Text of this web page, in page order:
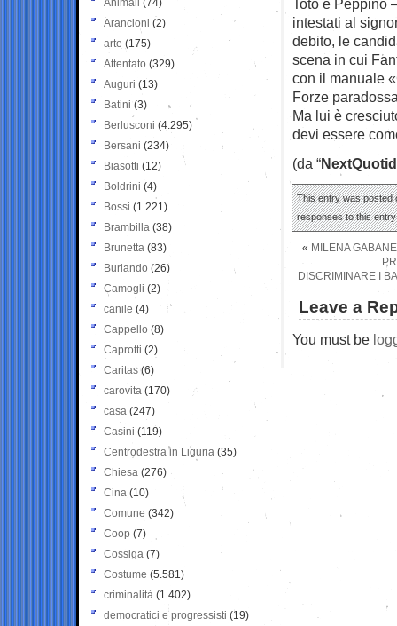
Totò e Peppino
intestati al
debito, le
scena in cui
con il manuale
Forze
Ma lui è
devi essere
(da “
This entry was posted
responses to this
« MILENA
DISCRIMINARE I
Leave a
You must be
Animali (74)
Arancioni (2)
arte (175)
Attentato (329)
Auguri (13)
Batini (3)
Berlusconi (4.295)
Bersani (234)
Biasotti (12)
Boldrini (4)
Bossi (1.221)
Brambilla (38)
Brunetta (83)
Burlando (26)
Camogli (2)
canile (4)
Cappello (8)
Caprotti (2)
Caritas (6)
carovita (170)
casa (247)
Casini (119)
Centrodestra in Liguria (35)
Chiesa (276)
Cina (10)
Comune (342)
Coop (7)
Cossiga (7)
Costume (5.581)
criminalità (1.402)
democratici e progressisti (19)